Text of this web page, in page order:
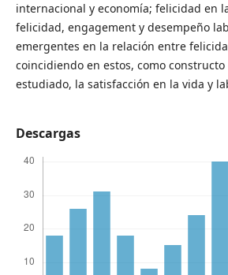
internacional y economía; felicidad en
felicidad, engagement y desempeño
emergentes en la relación entre
coincidiendo en estos, como
estudiado, la satisfacción en la vida y
Descargas